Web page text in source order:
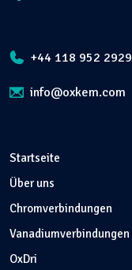
+44 118 952 2929
info@oxkem.com
Startseite
Über uns
Chromverbindungen
Vanadiumverbindungen
OxDri